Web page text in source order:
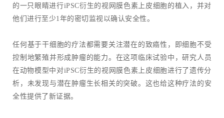
的一只眼睛进行iPSC衍生的视网膜色素上皮细胞的植入，并对
他们进行至少1年的密切监视以确认安全性。
任何基于干细胞的疗法都需要关注潜在的致癌性，即细胞不受
控制地繁殖并形成肿瘤的能力。在这项临床试验中，研究人员
在动物模型中对iPSC衍生的视网膜色素上皮细胞进行了遗传分
析，未发现与潜在肿瘤生长相关的突破。这也给这种疗法的安
全性提供了新证据。